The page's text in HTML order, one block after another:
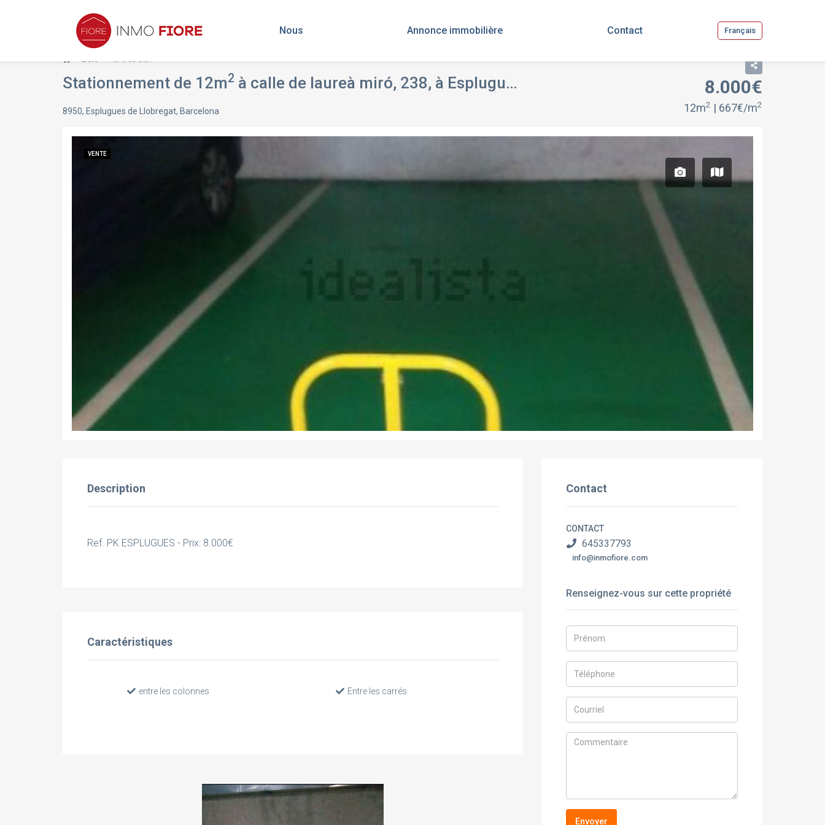
Nous Annonce immobilière Contact Français
Liste Fiche du bien
Stationnement de 12m2 à calle de laureà miró, 238, à Esplugues de Llobregat, Barcelona VENTE
8950, Esplugues de Llobregat, Barcelona
8.000€
12m2 | 667€/m2
VENTE
Description
Ref. PK ESPLUGUES - Prix: 8.000€
Caractéristiques
entre les colonnes Entre les carrés
Contact
CONTACT
645337793
info@inmofiore.com
Renseignez-vous sur cette propriété
Envoyer